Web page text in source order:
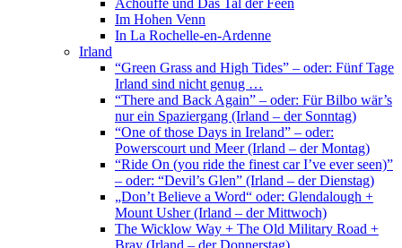
Achouffe und Das Tal der Feen
Im Hohen Venn
In La Rochelle-en-Ardenne
Irland
“Green Grass and High Tides” – oder: Fünf Tage
Irland sind nicht genug …
“There and Back Again” – oder: Für Bilbo wär’s
nur ein Spaziergang (Irland – der Sonntag)
“One of those Days in Ireland” – oder:
Powerscourt und Meer (Irland – der Montag)
“Ride On (you ride the finest car I’ve ever seen)”
– oder: “Devil’s Glen” (Irland – der Dienstag)
„Don’t Believe a Word“ oder: Glendalough +
Mount Usher (Irland – der Mittwoch)
The Wicklow Way + The Old Military Road +
Bray (Irland – der Donnerstag)